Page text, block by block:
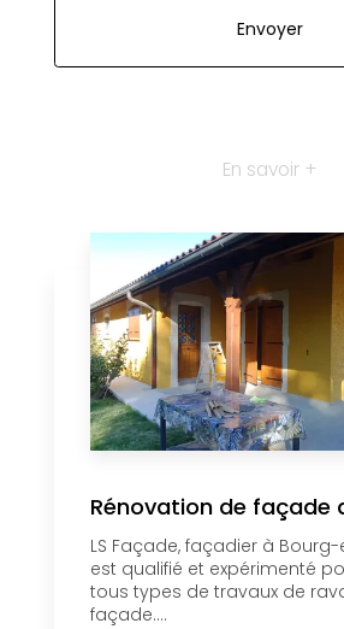
En savoir +
Rénovation de façade
LS Façade, façadier à Bourg-
est qualifié et expérimenté
tous types de travaux de
façade....